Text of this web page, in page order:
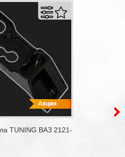
TUNING ВАЗ 2121-